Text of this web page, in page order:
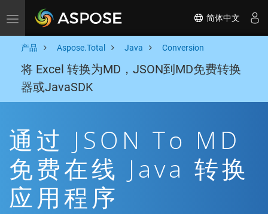
Toggle navigation 简体中文
产品 Aspose.Total Java Conversion
将 Excel 转换为MD，JSON到MD免费转换
器或JavaSDK
通过 JSON To MD
免费在线 Java 转换
应用程序